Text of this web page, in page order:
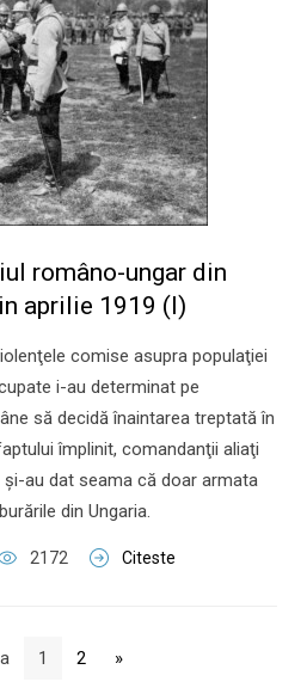
româno-ungar din
aprilie 1919 (I)
comise asupra populaţiei
i-au determinat pe
să decidă înaintarea treptată în
împlinit, comandanţii aliaţi
au dat seama că doar armata
din Ungaria.
2172 Citeste
1 2 »